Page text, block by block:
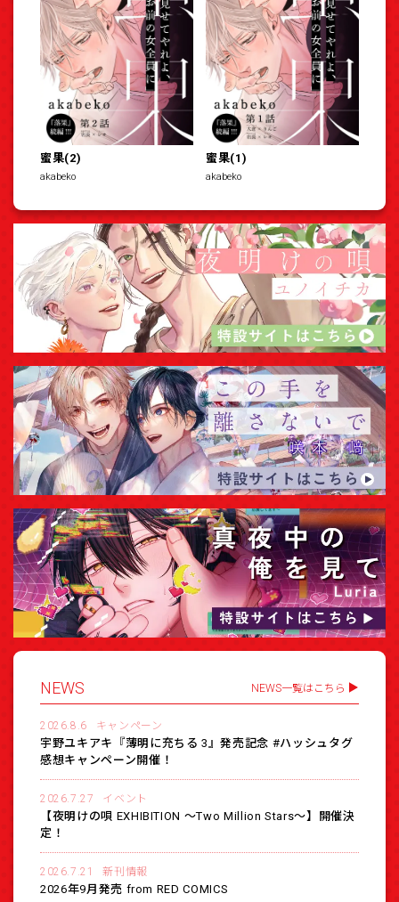
蜜果(2)
akabeko
蜜果(1)
akabeko
NEWS NEWS一覧はこちら
2026.8.6 キャンペーン
宇野ユキアキ『薄明に充ちる 3』発売記念 #ハッシュタグ
感想キャンペーン開催！
2026.7.27 イベント
【夜明けの唄 EXHIBITION 〜Two Million Stars〜】開催決
定！
2026.7.21 新刊情報
2026年9月発売 from RED COMICS